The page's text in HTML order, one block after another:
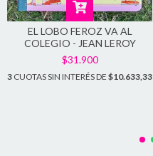
EL LOBO FEROZ VA AL
COLEGIO - JEAN LEROY
$31.900
3 CUOTAS SIN INTERÉS DE $10.633,33